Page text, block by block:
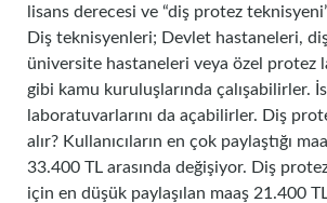
lisans derecesi ve “diş protez
Diş teknisyenleri; Devlet hastaneleri,
üniversite hastaneleri veya özel protez
gibi kamu kuruluşlarında çalışabilirler.
laboratuvarlarını da açabilirler. Diş
alır? Kullanıcıların en çok paylaştığı
33.400 TL arasında değişiyor. Diş
için en düşük paylaşılan maaş 21.400